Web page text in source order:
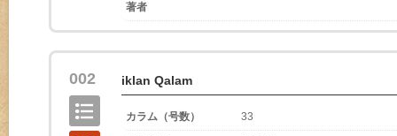
著者
002 iklan Qalam
カラム（号数） 33